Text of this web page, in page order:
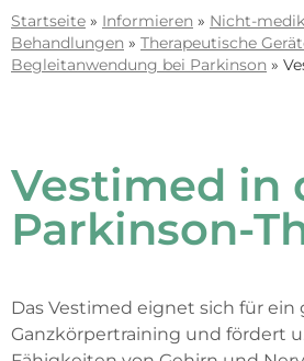
Startseite » Informieren » Nicht-
Behandlungen » Therapeutische
Begleitanwendung bei Parkinson​ »
Vestimed in
Parkinson-
Das Vestimed eignet sich für ein
Ganzkörpertraining und fördert